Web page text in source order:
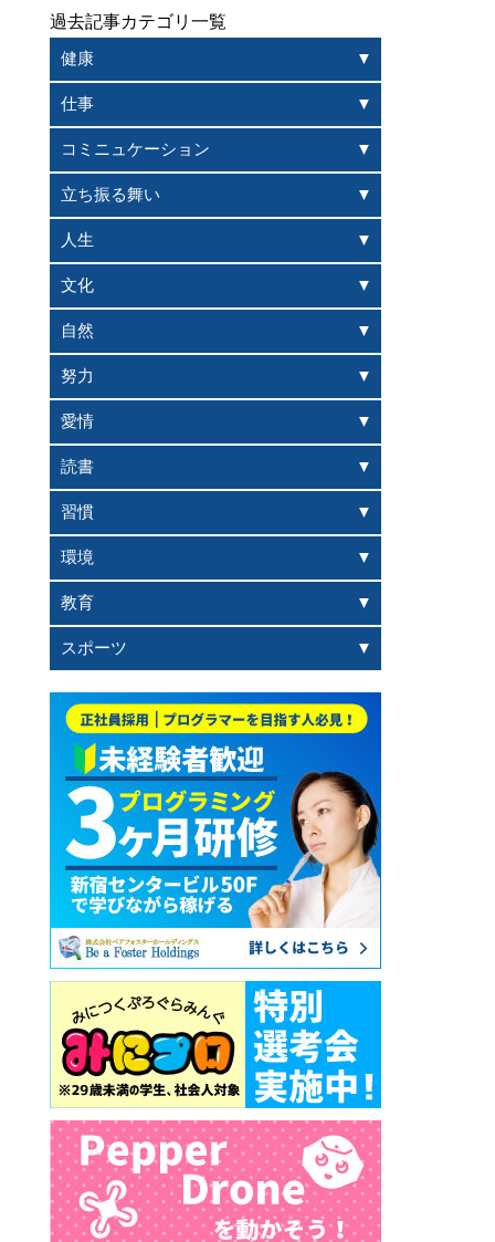
過去記事カテゴリ一覧
健康
仕事
コミニュケーション
立ち振る舞い
人生
文化
自然
努力
愛情
読書
習慣
環境
教育
スポーツ